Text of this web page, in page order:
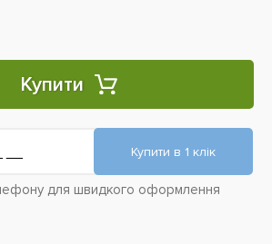
Купити
для швидкого оформлення